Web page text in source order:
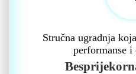
Stručna ugradnja
performanse i